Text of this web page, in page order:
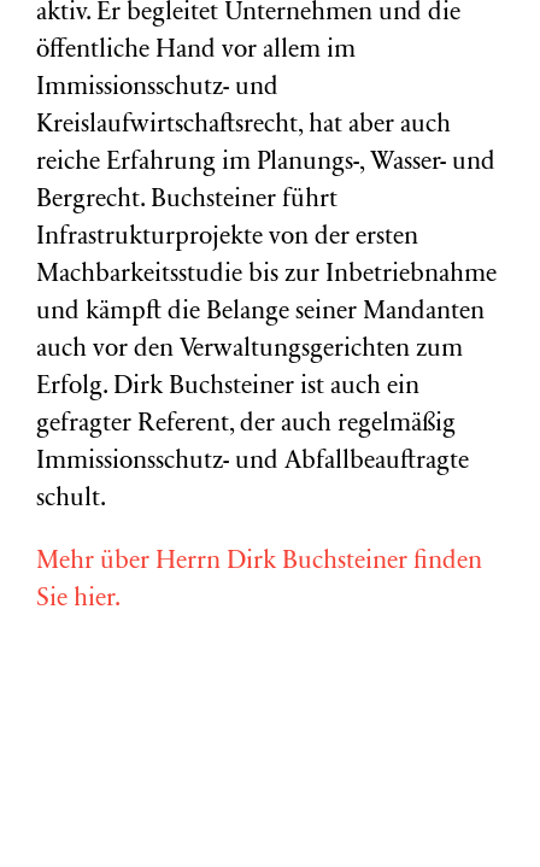
aktiv. Er begleitet Unternehmen und die
öffentliche Hand vor allem im
Immissionsschutz- und
Kreislaufwirtschaftsrecht, hat aber auch
reiche Erfahrung im Planungs-, Wasser- und
Bergrecht. Buchsteiner führt
Infrastrukturprojekte von der ersten
Machbarkeitsstudie bis zur Inbetriebnahme
und kämpft die Belange seiner Mandanten
auch vor den Verwaltungsgerichten zum
Erfolg. Dirk Buchsteiner ist auch ein
gefragter Referent, der auch regelmäßig
Immissionsschutz- und Abfallbeauftragte
schult.
Mehr über Herrn Dirk Buchsteiner finden
Sie hier.